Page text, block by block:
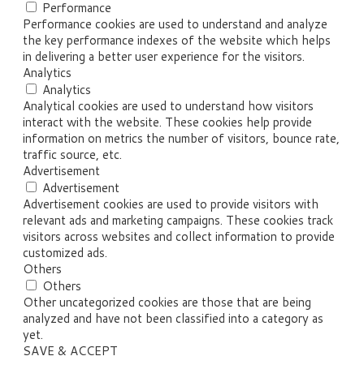
Performance
Performance cookies are used to understand and analyze
the key performance indexes of the website which helps
in delivering a better user experience for the visitors.
Analytics
Analytics
Analytical cookies are used to understand how visitors
interact with the website. These cookies help provide
information on metrics the number of visitors, bounce rate,
traffic source, etc.
Advertisement
Advertisement
Advertisement cookies are used to provide visitors with
relevant ads and marketing campaigns. These cookies track
visitors across websites and collect information to provide
customized ads.
Others
Others
Other uncategorized cookies are those that are being
analyzed and have not been classified into a category as
yet.
SAVE & ACCEPT